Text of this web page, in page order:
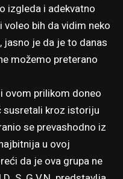
izgleda i adekvatno
bih da vidim neko
jasno je da je to danas
možemo preterano
ovom prilikom doneo
susretali kroz istoriju
se prevashodno iz
u ovoj
da je ova grupa ne